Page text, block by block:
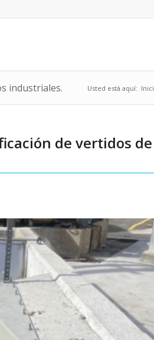
industriales. Usted está aquí:
de vertidos